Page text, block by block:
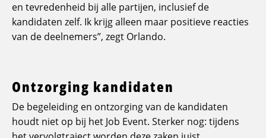
en tevredenheid bij alle partijen, inclusief de
kandidaten zelf. Ik krijg alleen maar positieve reacties
van de deelnemers”, zegt Orlando.
Ontzorging kandidaten
De begeleiding en ontzorging van de kandidaten
houdt niet op bij het Job Event. Sterker nog: tijdens